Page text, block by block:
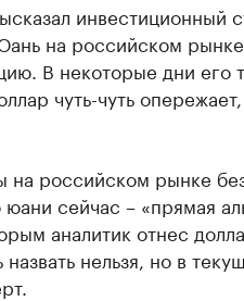
инвестиционный
на российском
В некоторые дни его
чуть-чуть
на российском рынке
сейчас – «прямая
аналитик отнес
нельзя, но в